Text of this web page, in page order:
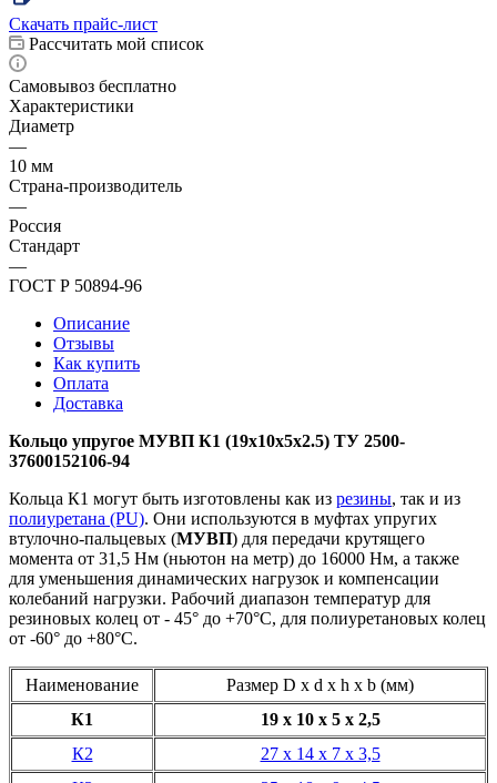
Скачать прайс-лист
Рассчитать мой список
Самовывоз бесплатно
Характеристики
Диаметр
—
10 мм
Страна-производитель
—
Россия
Стандарт
—
ГОСТ Р 50894-96
Описание
Отзывы
Как купить
Оплата
Доставка
Кольцо упругое МУВП К1 (19х10х5х2.5) ТУ 2500-
37600152106-94
Кольца К1 могут быть изготовлены как из резины, так и из
полиуретана (PU). Они используются в муфтах упругих
втулочно-пальцевых (МУВП) для передачи крутящего
момента от 31,5 Нм (ньютон на метр) до 16000 Нм, а также
для уменьшения динамических нагрузок и компенсации
колебаний нагрузки. Рабочий диапазон температур для
резиновых колец от - 45° до +70°С, для полиуретановых колец
от -60° до +80°С.
Наименование
Размер D x d x h x b (мм)
К1
19 х 10 х 5 х 2,5
К2
27 х 14 х 7 х 3,5